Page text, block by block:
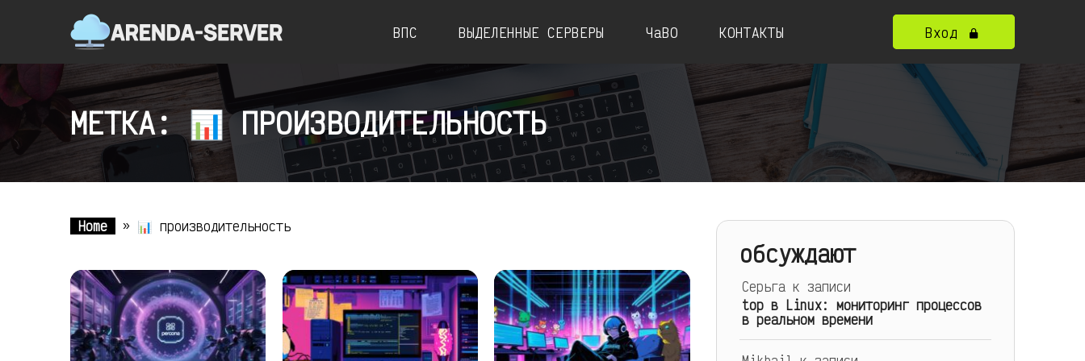
ВПС ВЫДЕЛЕННЫЕ СЕРВЕРЫ ЧаВО КОНТАКТЫ Вход
МЕТКА: 📊 ПРОИЗВОДИТЕЛЬНОСТЬ
Home » 📊 производительность
обсуждают
Серьгак записи
top в Linux: мониторинг процессов
в реальном времени